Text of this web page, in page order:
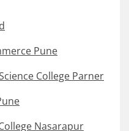
Pune
College Parner
Nasarapur